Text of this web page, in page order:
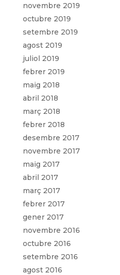
novembre 2019
octubre 2019
setembre 2019
agost 2019
juliol 2019
febrer 2019
maig 2018
abril 2018
març 2018
febrer 2018
desembre 2017
novembre 2017
maig 2017
abril 2017
març 2017
febrer 2017
gener 2017
novembre 2016
octubre 2016
setembre 2016
agost 2016